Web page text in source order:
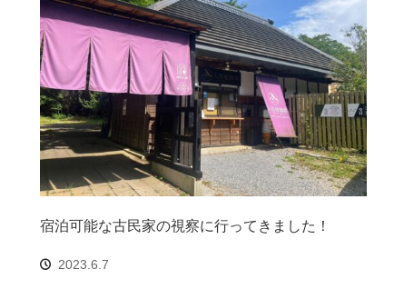
宿泊可能な古民家の視察に行ってきました！
2023.6.7